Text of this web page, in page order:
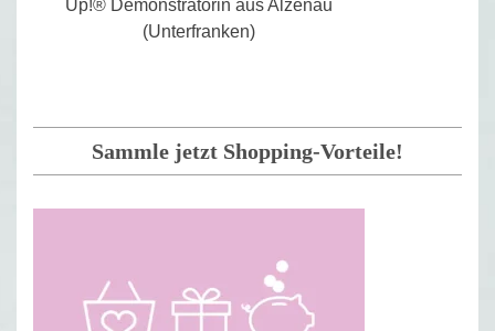
Up!® Demonstratorin aus Alzenau
(Unterfranken)
Sammle jetzt Shopping-Vorteile!